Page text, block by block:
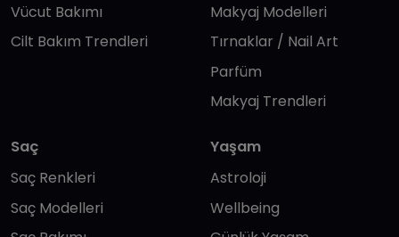
Vücut Bakımı
Cilt Bakım Trendleri
Makyaj Modelleri
Tırnaklar / Nail Art
Parfüm
Makyaj Trendleri
Saç
Saç Renkleri
Saç Modelleri
Yaşam
Astroloji
Wellbeing